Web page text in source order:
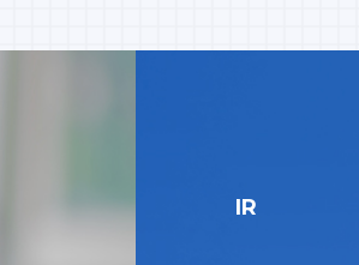
IR